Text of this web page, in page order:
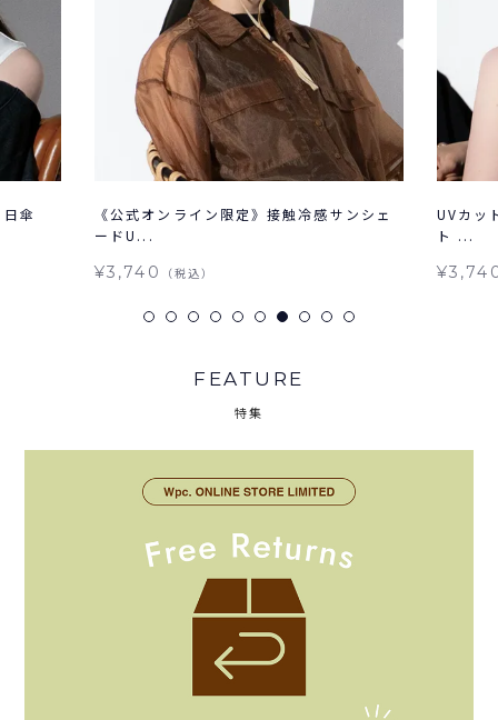
傘
《公式オンライン限定》接触冷感サンシェ
ードU...
¥3,740 （税込）
UVカッ
ト ...
FEATURE
特集